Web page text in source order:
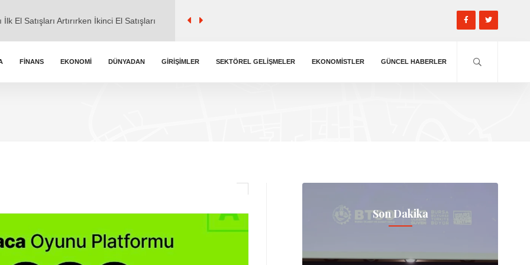
El Satışları Artırırken İkinci El Satışları
ile ticaret" iddialarına cevap verdi.
FINANS EKONOMI DÜNYADAN GIRIŞIMLER SEKTÖREL GELIŞMELER EKONOMISTLER GÜNCEL HABERLER
Son Dakika